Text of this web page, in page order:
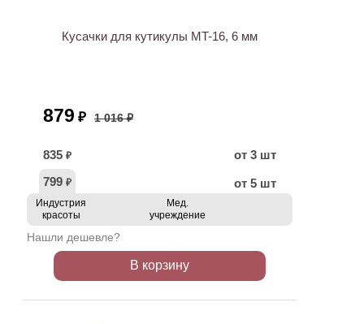
Кусачки для кутикулы MT-16, 6 мм
879 ₽ 1 016 ₽
835 ₽
от 3 шт
799 ₽ от 5 шт
Индустрия
красоты
Мед.
учреждение
Нашли дешевле?
В корзину